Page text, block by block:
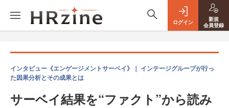
ログイン
新規
会員登録
インタビュー《エンゲージメントサーベイ》｜ インテージグループが行っ
た因果分析とその成果とは
サーベイ結果を“ファクト”から読み